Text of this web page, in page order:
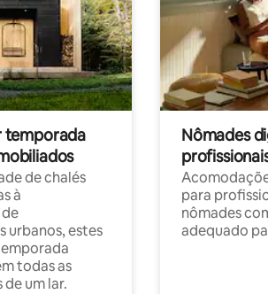
temporada
de chalés
à
urbanos, estes
todas as
um lar.
Nômades
para
nômades
adequado